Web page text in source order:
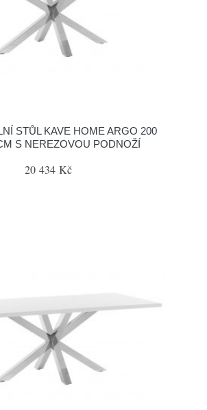
STŮL KAVE HOME ARGO 200
S NEREZOVOU PODNOŽÍ
20 434 Kč